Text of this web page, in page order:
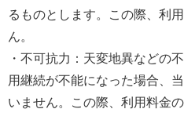
るものとします。この際、利
ん。
・不可抗力：天変地異などの
用継続が不能になった場合、
いません。この際、利用料金